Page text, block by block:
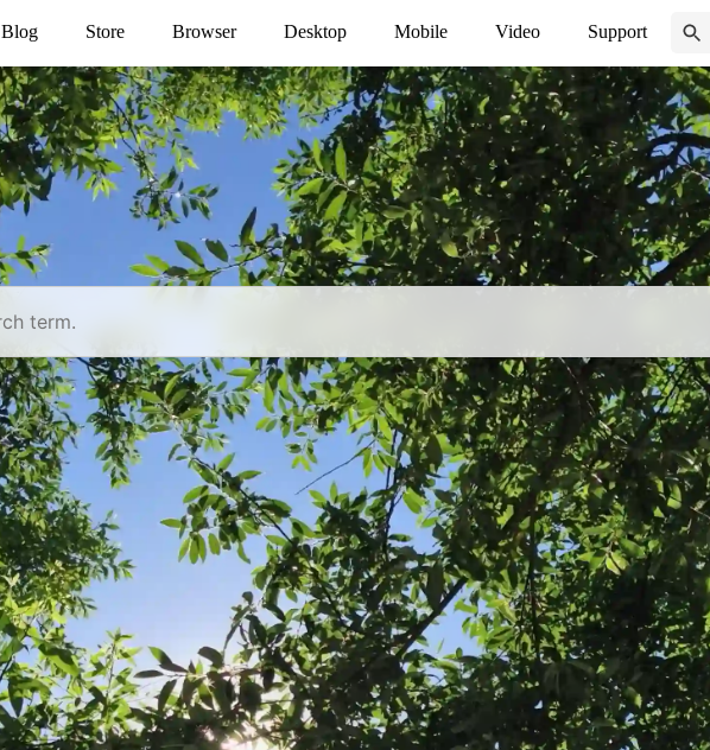
Blog Store Browser Desktop Mobile Video Support